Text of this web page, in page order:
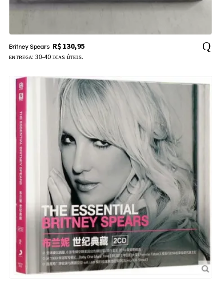
Britney Spears R$130,95
ᴇɴᴛʀᴇɢᴀ: 30-40 ᴅɪᴀs úᴛᴇɪs.